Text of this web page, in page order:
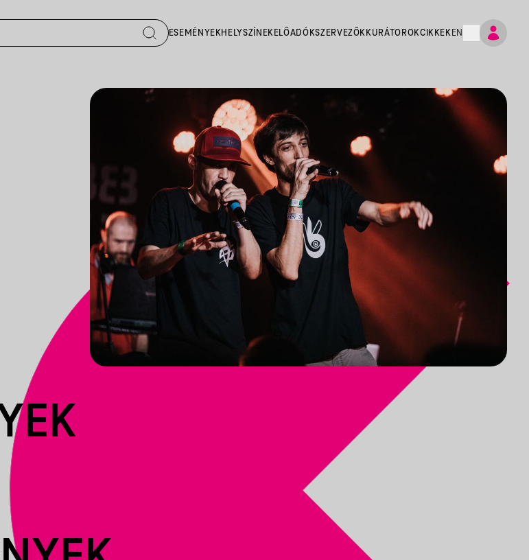
ESEMÉNYEKHELYSZÍNEK ELŐADÓKSZERVEZŐK KURÁTOROKCIKKEK EN